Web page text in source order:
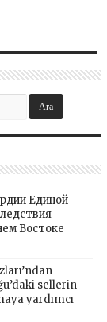
Единой
Востоке
sellerin
yardımcı